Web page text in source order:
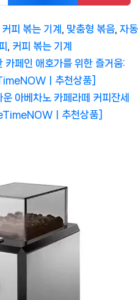
피 볶는 기계 맞춤형 볶음 자동
커피 볶는 기계
페인 애호가를 위한 즐거움:
ㅣ추천상품]
아베차노 카페라떼 커피잔세
ㅣ추천상품]